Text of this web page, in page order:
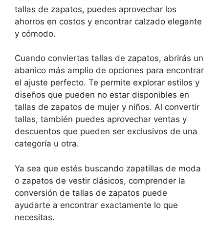
tallas de zapatos, puedes aprovechar los
ahorros en costos y encontrar calzado elegante
y cómodo.
Cuando conviertas tallas de zapatos, abrirás un
abanico más amplio de opciones para encontrar
el ajuste perfecto. Te permite explorar estilos y
diseños que pueden no estar disponibles en
tallas de zapatos de mujer y niños. Al convertir
tallas, también puedes aprovechar ventas y
descuentos que pueden ser exclusivos de una
categoría u otra.
Ya sea que estés buscando zapatillas de moda
o zapatos de vestir clásicos, comprender la
conversión de tallas de zapatos puede
ayudarte a encontrar exactamente lo que
necesitas.